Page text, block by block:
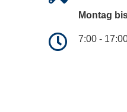
Montag
7:00 -